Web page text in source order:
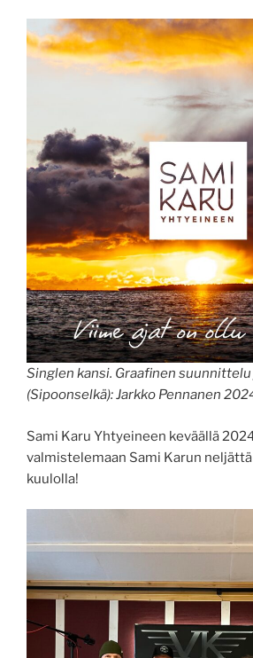
Singlen kansi. Graafinen suunnittelu
(Sipoonselkä): Jarkko Pennanen
Sami Karu Yhtyeineen keväällä
valmistelemaan Sami Karun
kuulolla!